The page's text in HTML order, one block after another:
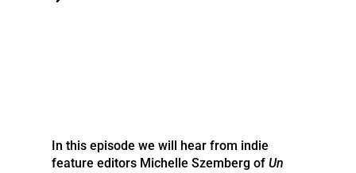
In this episode we will hear from indie
feature editors Michelle Szemberg of Un